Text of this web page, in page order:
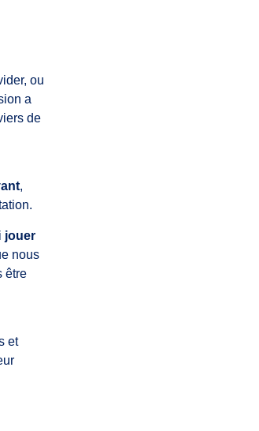
ou
a
de
,
jouer
nous
être
et